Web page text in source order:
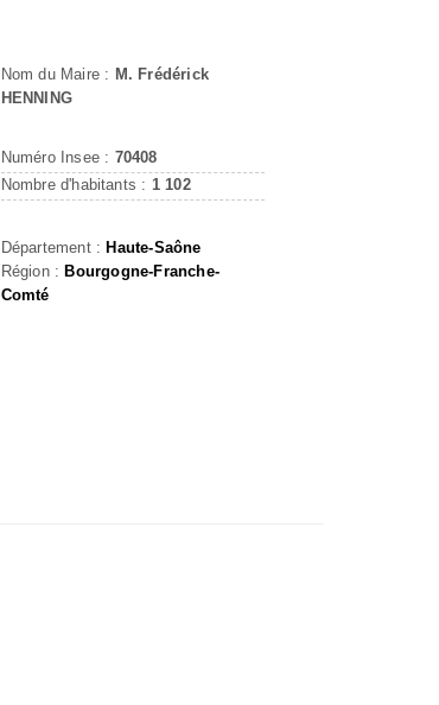
Nom du Maire : M. Frédérick
HENNING
Numéro Insee : 70408
Nombre d'habitants : 1 102
Département : Haute-Saône
Région : Bourgogne-Franche-
Comté